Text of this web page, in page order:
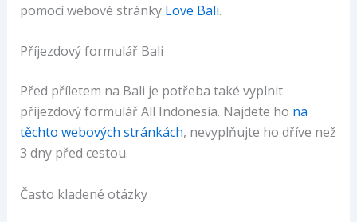
pomocí webové stránky Love Bali.
Příjezdový formulář Bali
Před příletem na Bali je potřeba také vyplnit
příjezdový formulář All Indonesia. Najdete ho na
těchto webových stránkách, nevyplňujte ho dříve než
3 dny před cestou.
Často kladené otázky